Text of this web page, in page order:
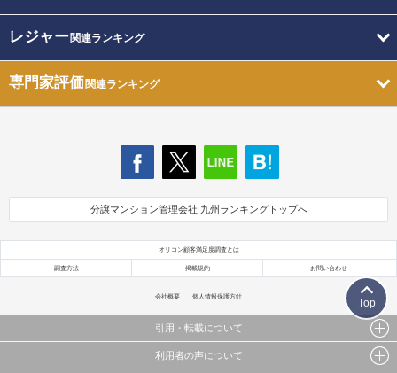
レジャー関連ランキング
専門家評価関連ランキング
分譲マンション管理会社 九州ランキングトップへ
オリコン顧客満足度調査とは
調査方法 掲載規約 お問い合わせ
会社概要 個人情報保護方針
引用・転載について
当サイトで公開されている情報（文字、写真、イラスト、画像データ等）及びこれらの配置・
利用者の声について
Top